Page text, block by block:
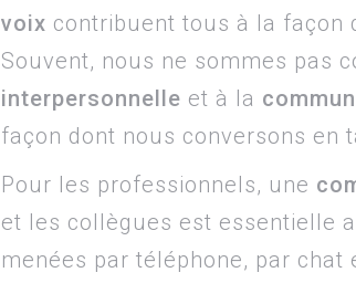
voix contribuent tous à la façon
Souvent, nous ne sommes pas
interpersonnelle et à la
façon dont nous conversons en
Pour les professionnels, une
et les collègues est essentielle
menées par téléphone, par